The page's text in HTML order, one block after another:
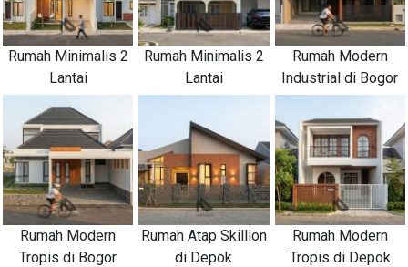
Rumah Minimalis 2
Lantai
Rumah Minimalis 2
Lantai
Rumah Modern
Industrial di Bogor
Rumah Modern
Tropis di Bogor
Rumah Atap Skillion
di Depok
Rumah Modern
Tropis di Depok